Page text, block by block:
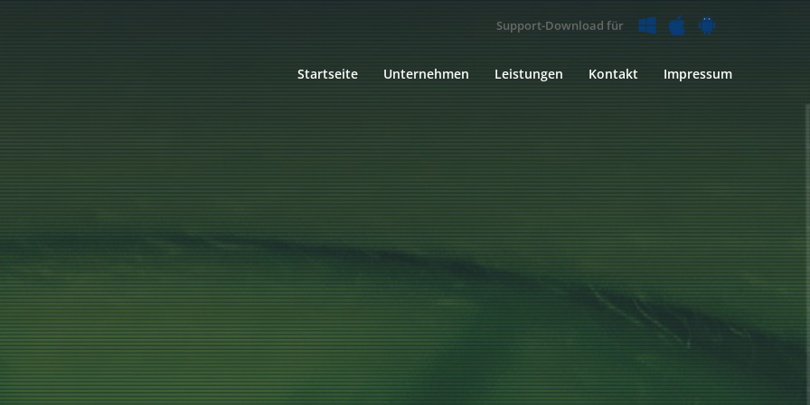
Support-Download für
Startseite Unternehmen Leistungen Kontakt Impressum